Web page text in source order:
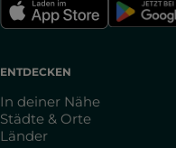
ENTDECKEN
In deiner Nähe
Städte & Orte
Länder